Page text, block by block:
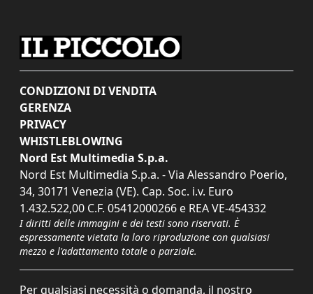
CONDIZIONI DI VENDITA
GERENZA
PRIVACY
WHISTLEBLOWING
Nord Est Multimedia S.p.a.
Nord Est Multimedia S.p.a. - Via Alessandro Poerio,
34, 30171 Venezia (VE). Cap. Soc. i.v. Euro
1.432.522,00 C.F. 05412000266 e REA VE-454332
I diritti delle immagini e dei testi sono riservati. È
espressamente vietata la loro riproduzione con qualsiasi
mezzo e l'adattamento totale o parziale.
Per qualsiasi necessità o domanda, il nostro